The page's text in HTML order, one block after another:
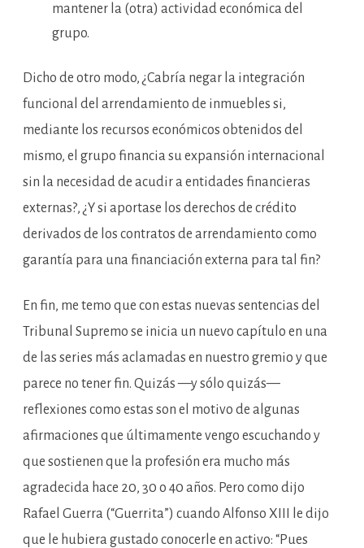
mantener la (otra) actividad económica del
grupo.
Dicho de otro modo, ¿Cabría negar la integración
funcional del arrendamiento de inmuebles si,
mediante los recursos económicos obtenidos del
mismo, el grupo financia su expansión internacional
sin la necesidad de acudir a entidades financieras
externas?, ¿Y si aportase los derechos de crédito
derivados de los contratos de arrendamiento como
garantía para una financiación externa para tal fin?
En fin, me temo que con estas nuevas sentencias del
Tribunal Supremo se inicia un nuevo capítulo en una
de las series más aclamadas en nuestro gremio y que
parece no tener fin. Quizás —y sólo quizás—
reflexiones como estas son el motivo de algunas
afirmaciones que últimamente vengo escuchando y
que sostienen que la profesión era mucho más
agradecida hace 20, 30 o 40 años. Pero como dijo
Rafael Guerra (“Guerrita”) cuando Alfonso XIII le dijo
que le hubiera gustado conocerle en activo: “Pues